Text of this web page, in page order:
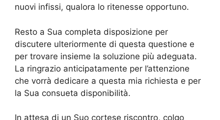
nuovi infissi, qualora lo ritenesse opportuno.
Resto a Sua completa disposizione per
discutere ulteriormente di questa questione e
per trovare insieme la soluzione più adeguata.
La ringrazio anticipatamente per l’attenzione
che vorrà dedicare a questa mia richiesta e per
la Sua consueta disponibilità.
In attesa di un Suo cortese riscontro, colgo